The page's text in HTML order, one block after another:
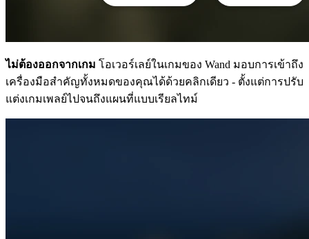
ไม่ต้องออกจากเกม โอเวอร์เลย์ในเกมของ Wand มอบการเข้าถึง
เครื่องมือสำคัญทั้งหมดของคุณได้ด้วยคลิกเดียว - ตั้งแต่การปรับ
แต่งเกมเพลย์ไปจนถึงแผนที่แบบเรียลไทม์